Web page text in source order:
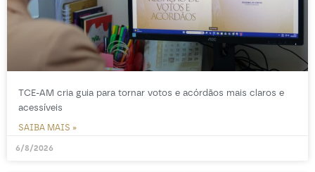
TCE-AM cria guia para tornar votos e acórdãos mais claros e
acessíveis
SAIBA MAIS »
6/8/2026